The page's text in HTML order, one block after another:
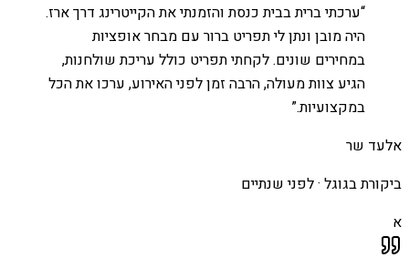
“ערכתי ברית בבית כנסת והזמנתי את הקייטרינג דרך ארז.
היה מובן ונתן לי תפריט ברור עם מבחר אופציות
במחירים שונים. לקחתי תפריט כולל עריכת שולחנות,
הגיע צוות מעולה, הרבה זמן לפני האירוע, ערכו את הכל
במקצועיות.”
אלעד שר
ביקורת בגוגל ·לפני שנתיים
א